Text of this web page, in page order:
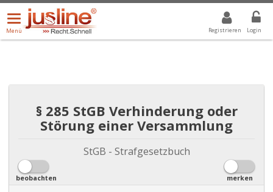
Registrieren Login
Menü
öffnen/schließen
Menü
ALLE DROPDOWN: GEWÄHLTER WERT IST ALLE
§ 285 StGB Verhinderung oder
Störung einer Versammlung
StGB - Strafgesetzbuch
beobachten merken